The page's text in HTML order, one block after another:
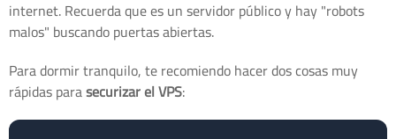
internet. Recuerda que es un servidor público y hay "robots
malos" buscando puertas abiertas.
Para dormir tranquilo, te recomiendo hacer dos cosas muy
rápidas parasecurizar el VPS: